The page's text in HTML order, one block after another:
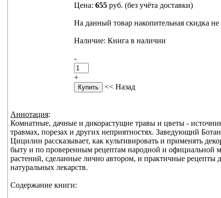
Цена: 655 руб. (без учёта доставки)
На данный товар накопительная скидка не
Наличие: Книга в наличии
-
+
<< Назад
Аннотация:
Комнатные, дачные и дикорастущие травы и цветы -
травмах, порезах и других неприятностях. Заведующий
Цицилин рассказывает, как культивировать и применять
быту и по проверенным рецептам народной и
растений, сделанные лично автором, и практичные
натуральных лекарств.
Содержание книги: